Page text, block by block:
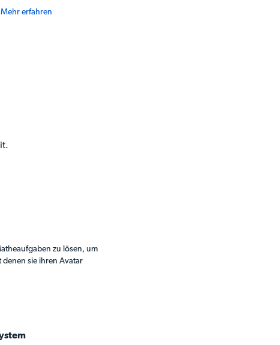
Mehr erfahren
zu lösen, um
sie ihren Avatar